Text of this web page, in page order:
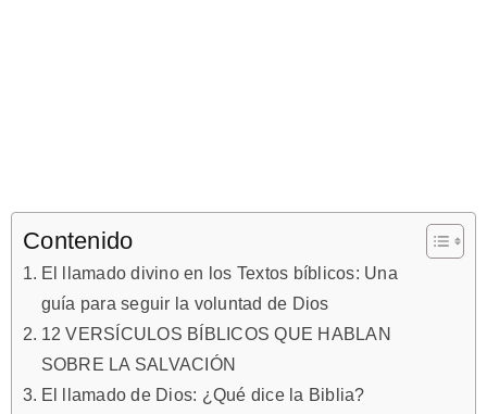
Contenido
El llamado divino en los Textos bíblicos: Una
guía para seguir la voluntad de Dios
12 VERSÍCULOS BÍBLICOS QUE HABLAN
SOBRE LA SALVACIÓN
El llamado de Dios: ¿Qué dice la Biblia?